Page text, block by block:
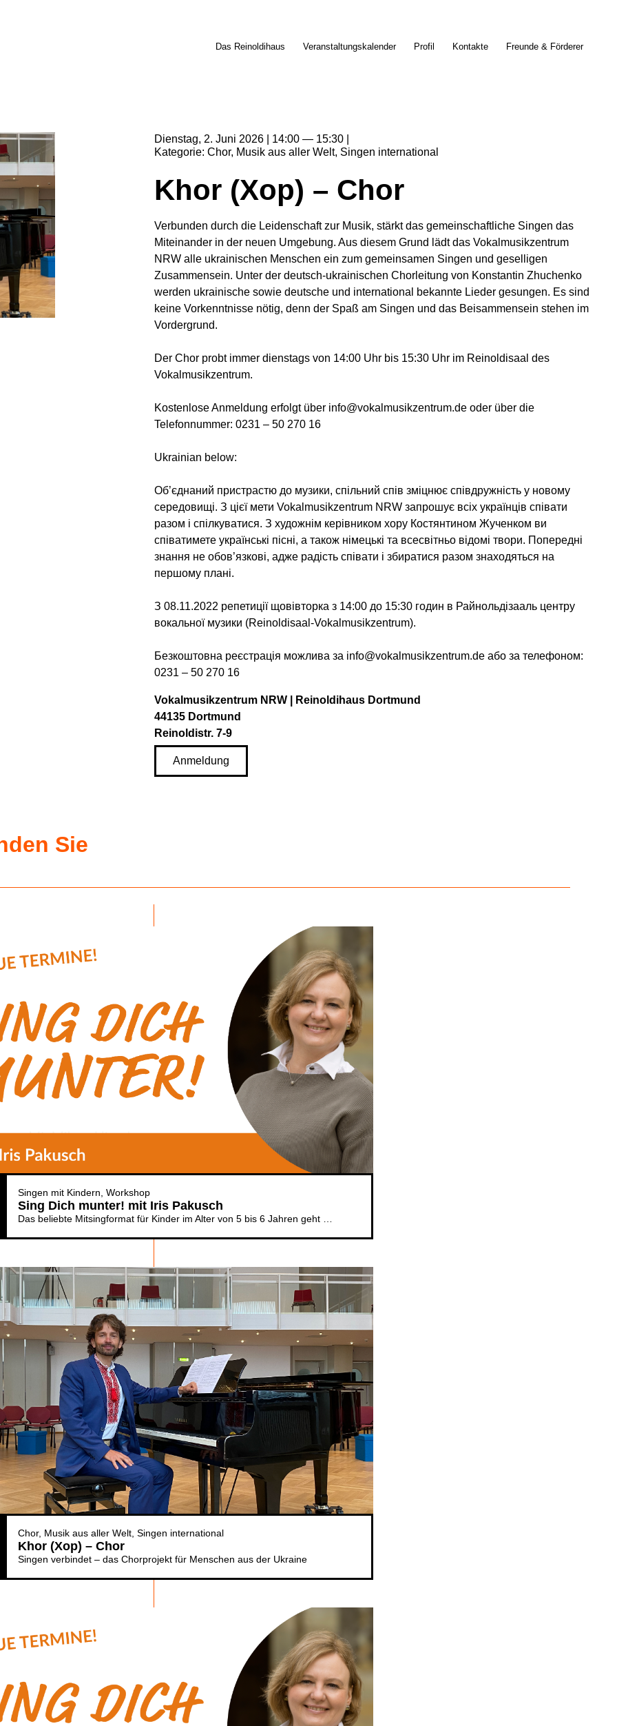
Das Reinoldihaus Veranstaltungskalender Profil Kontakte Freunde & Förderer
Dienstag 2 Juni 2026 14:00
15:30
Kategorie Chor Musik aus aller Welt Singen international
Khor (Xop) – Chor
Verbunden durch die Leidenschaft zur Musik, stärkt das gemeinschaftliche Singen das
Miteinander in der neuen Umgebung. Aus diesem Grund lädt das Vokalmusikzentrum
NRW alle ukrainischen Menschen ein zum gemeinsamen Singen und geselligen
Zusammensein. Unter der deutsch-ukrainischen Chorleitung von Konstantin Zhuchenko
werden ukrainische sowie deutsche und international bekannte Lieder gesungen. Es sind
keine Vorkenntnisse nötig, denn der Spaß am Singen und das Beisammensein stehen im
Vordergrund.
Der Chor probt immer dienstags von 14:00 Uhr bis 15:30 Uhr im Reinoldisaal des
Vokalmusikzentrum.
Kostenlose Anmeldung erfolgt über info@vokalmusikzentrum.de oder über die
Telefonnummer: 0231 – 50 270 16
Ukrainian below:
Об’єднаний пристрастю до музики, спільний спів зміцнює співдружність у новому
середовищі. З цієї мети Vokalmusikzentrum NRW запрошує всіх українців співати
разом і спілкуватися. З художнім керівником хору Костянтином Жученком ви
співатимете українські пісні, а також німецькі та всесвітньо відомі твори. Попередні
знання не обов’язкові, адже радість співати і збиратися разом знаходяться на
першому плані.
З 08.11.2022 репетиції щовівторка з 14:00 до 15:30 годин в Райнольдізааль центру
вокальної музики (Reinoldisaal-Vokalmusikzentrum).
Безкоштовна реєстрація можлива за info@vokalmusikzentrum.de або за телефоном:
0231 – 50 270 16
Vokalmusikzentrum NRW | Reinoldihaus Dortmund
44135 Dortmund
Reinoldistr. 7-9
Anmeldung
Sie
Singen mit Kindern Workshop
Sing Dich munter! mit Iris Pakusch
Das beliebte Mitsingformat für Kinder im Alter von 5 bis 6 Jahren geht weiter
Chor Musik aus aller Welt Singen international
Khor (Xop) – Chor
Singen verbindet – das Chorprojekt für Menschen aus der Ukraine